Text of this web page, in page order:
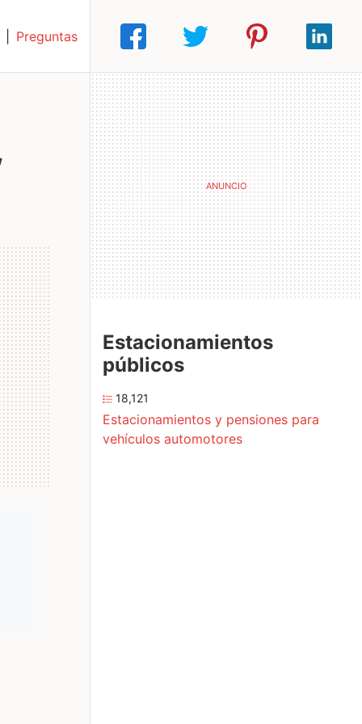
Preguntas
Estacionamientos
públicos
18,121
Estacionamientos y pensiones para
vehículos automotores